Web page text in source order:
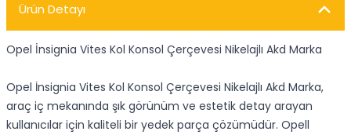
Ürün Detayı
Opel İnsignia Vites Kol Konsol Çerçevesi Nikelajlı Akd Marka
Opel İnsignia Vites Kol Konsol Çerçevesi Nikelajlı Akd Marka,
araç iç mekanında şık görünüm ve estetik detay arayan
kullanıcılar için kaliteli bir yedek parça çözümüdür. Opell